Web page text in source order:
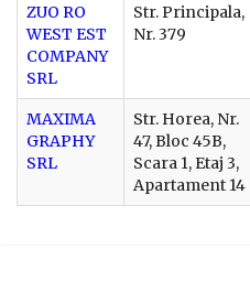
ZUO RO
WEST EST
COMPANY
SRL
Str. Principala,
Nr. 379
MAXIMA
GRAPHY
SRL
Str. Horea, Nr.
47, Bloc 45B,
Scara 1, Etaj 3,
Apartament 14